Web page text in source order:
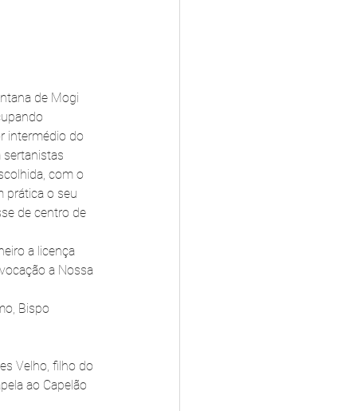
de Mogi
intermédio do
sertanistas
com o
prática o seu
de centro de
a licença
a Nossa
Bispo
Velho, filho do
ao Capelão